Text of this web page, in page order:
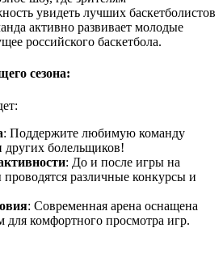
увидеть лучших баскетболистов
активно развивает молодые
российского баскетбола.
сезона:
: Поддержите любимую команду
других болельщиков!
: До и после игры на
различные конкурсы и
: Современная арена оснащена
для комфортного просмотра игр.